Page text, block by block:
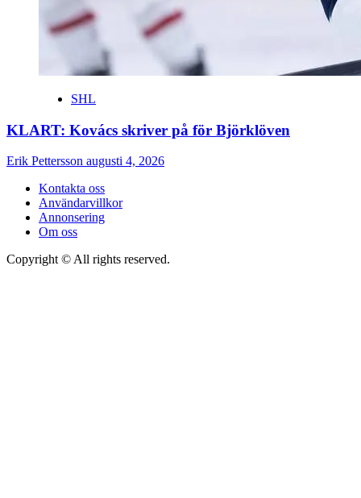
SHL
KLART: Kovács skriver på för Björklöven
Erik Pettersson augusti 4, 2026
Kontakta oss
Användarvillkor
Annonsering
Om oss
Copyright © All rights reserved.